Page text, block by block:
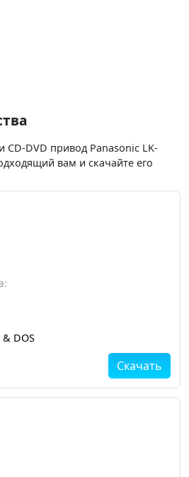
CD-DVD привод Panasonic LK-
вам и скачайте его
DOS
Скачать